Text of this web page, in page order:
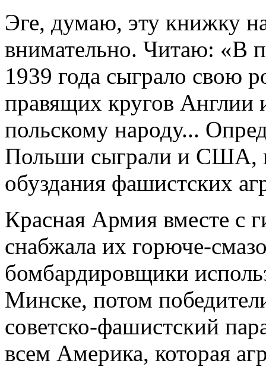
Эге, думаю, эту книжку
внимательно. Читаю: «В
1939 года сыграло свою
правящих кругов
польскому народу...
Польши сыграли и США,
обуздания фашистских
Красная Армия вместе с
снабжала их горюче-
бомбардировщики
Минске, потом
советско-фашистский
всем Америка, которая